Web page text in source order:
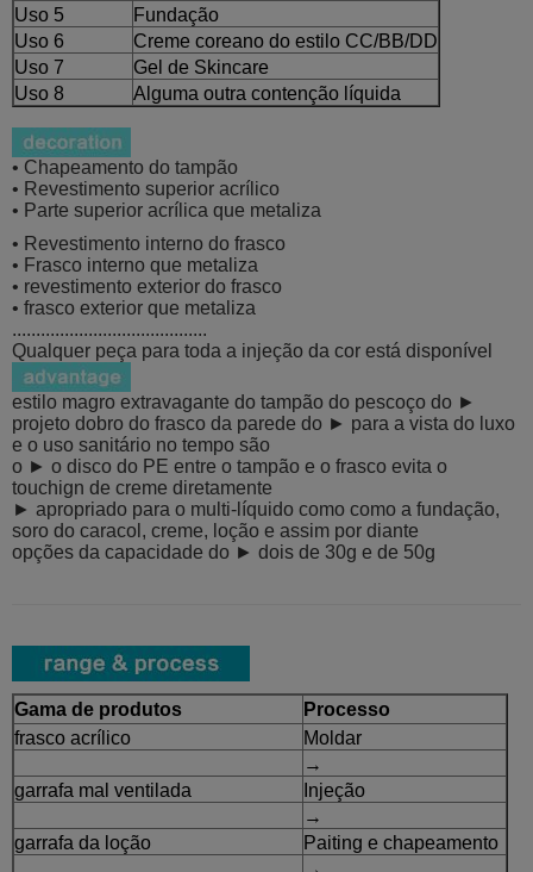
Uso 5
Fundação
Uso 6
Creme coreano do estilo CC/BB/DD
Uso 7
Gel de Skincare
Uso 8
Alguma outra contenção líquida
• Chapeamento do tampão
• Revestimento superior acrílico
• Parte superior acrílica que metaliza
• Revestimento interno do frasco
• Frasco interno que metaliza
• revestimento exterior do frasco
• frasco exterior que metaliza
.........................................
Qualquer peça para toda a injeção da cor está disponível
estilo magro extravagante do tampão do pescoço do ►
projeto dobro do frasco da parede do ► para a vista do luxo
e o uso sanitário no tempo são
o ► o disco do PE entre o tampão e o frasco evita o
touchign de creme diretamente
► apropriado para o multi-líquido como como a fundação,
soro do caracol, creme, loção e assim por diante
opções da capacidade do ► dois de 30g e de 50g
Gama de produtos
Processo
frasco acrílico
Moldar
→
garrafa mal ventilada
Injeção
→
garrafa da loção
Paiting e chapeamento